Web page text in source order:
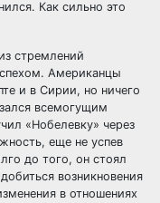
Как сильно это
стремлений
Американцы
и в Сирии, но ничего
всемогущим
«Нобелевку» через
еще не успев
до того, он стоял
возникновения
в отношениях